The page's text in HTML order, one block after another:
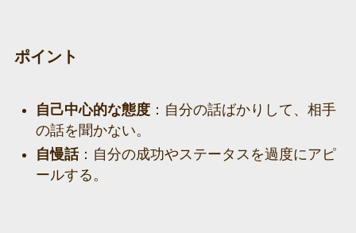
ポイント
自己中心的な態度：自分の話ばかりして、相手
の話を聞かない。
自慢話：自分の成功やステータスを過度にアピ
ールする。